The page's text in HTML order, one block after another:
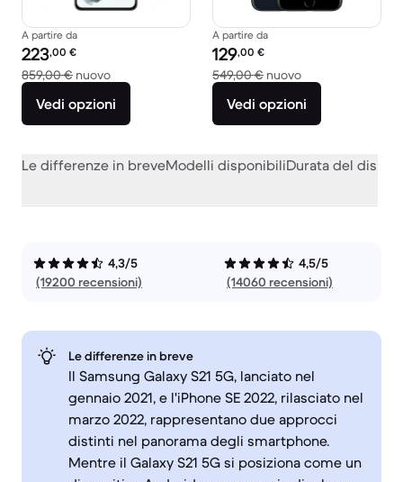
A partire da
Prezzo del ricondizionato:
223,00 €
859,00 € nuovoRispetto a 859,00 € del nuovo
Vedi opzioni
A partire da
Prezzo del ricondizionato:
129,00 €
549,00 € nuovoRispetto a
Vedi opzioni
Le differenze in breveModelli disponibiliDurata del
4,3/5
(19200 recensioni)
4,5/5
(14060 recensioni)
Le differenze in breve
Il Samsung Galaxy S21 5G, lanciato nel
gennaio 2021, e l'iPhone SE 2022, rilasciato nel
marzo 2022, rappresentano due approcci
distinti nel panorama degli smartphone.
Mentre il Galaxy S21 5G si posiziona come un